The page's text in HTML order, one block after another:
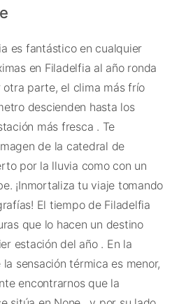
es fantástico en cualquier
en Filadelfia al año ronda
otra parte, el clima más frío
descienden hasta los
más fresca . Te
de la catedral de
por la lluvia como con un
¡Inmortaliza tu viaje tomando
El tiempo de Filadelfia
que lo hacen un destino
estación del año . En la
sensación térmica es menor,
encontrarnos que la